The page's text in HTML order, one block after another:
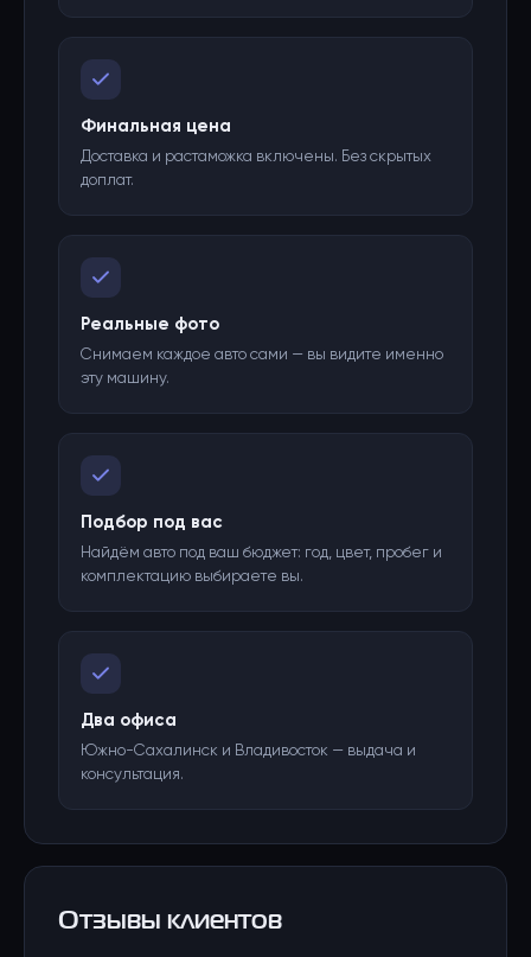
Финальная цена
Доставка и растаможка включены. Без скрытых
доплат.
Реальные фото
Снимаем каждое авто сами — вы видите именно
эту машину.
Подбор под вас
Найдём авто под ваш бюджет: год, цвет, пробег и
комплектацию выбираете вы.
Два офиса
Южно-Сахалинск и Владивосток — выдача и
консультация.
Отзывы клиентов